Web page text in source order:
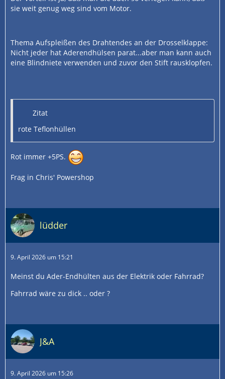
sie weit genug weg sind vom Motor.
Thema Aufspleißen des Drahtendes an der Drosselklappe:
Nicht jeder hat Aderendhülsen parat...aber man kann auch
eine Blindniete verwenden und zuvor den Stift rausklopfen.
Zitat
rote Teflonhüllen
Rot immer +5PS.
Frag in Chris' Powershop
lüdder
9. April 2026 um 15:21
Meinst du Ader-Endhülten aus der Elektrik oder Fahrrad?
Fahrrad wäre zu dick .. oder ?
J&A
9. April 2026 um 15:26